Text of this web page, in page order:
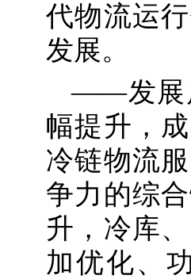
代物流运
发展。
——发展
幅提升，
冷链物流
争力的综
升，冷库
加优化、